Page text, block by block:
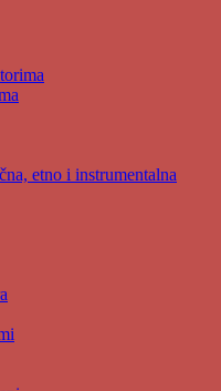
etno i instrumentalna